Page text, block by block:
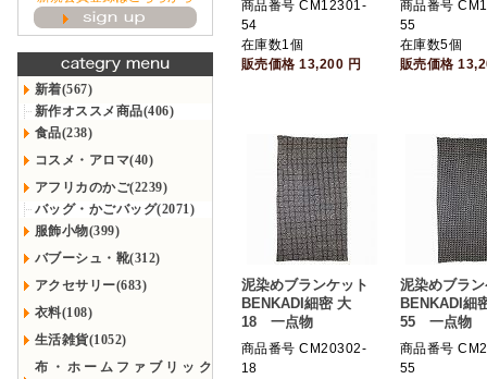
新着(567)
新作オススメ商品(406)
食品(238)
コスメ・アロマ(40)
アフリカのかご(2239)
バッグ・かごバッグ(2071)
服飾小物(399)
バブーシュ・靴(312)
アクセサリー(683)
衣料(108)
生活雑貨(1052)
布・ホームファブリック
商品番号 CM12301-
54
在庫数1個
販売価格13,200 円
商品番号
55
在庫数5個
販売価格
泥染めブランケット
BENKADI細密 大
18 一点物
商品番号 CM20302-
18
泥染めブラ
BENKADI細
55 一点物
商品番号
55